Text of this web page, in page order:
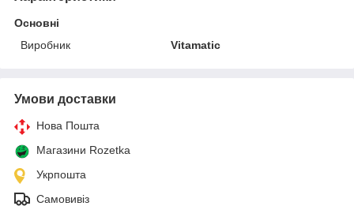
Основні
Виробник
Vitamatic
Умови доставки
Нова Пошта
Магазини Rozetka
Укрпошта
Самовивіз